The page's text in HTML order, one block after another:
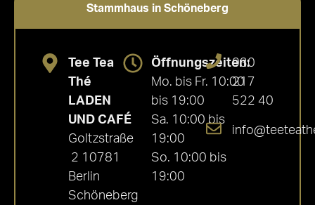
Stammhaus in Schöneberg
Tee Tea
Thé
LADEN
UND CAFÉ
Goltzstraße
2 10781
Berlin
Schöneberg
Öffnungszeiten:
Mo. bis Fr. 10:00
bis 19:00
Sa. 10:00 bis
19:00
So. 10:00 bis
19:00
030
217
522 40